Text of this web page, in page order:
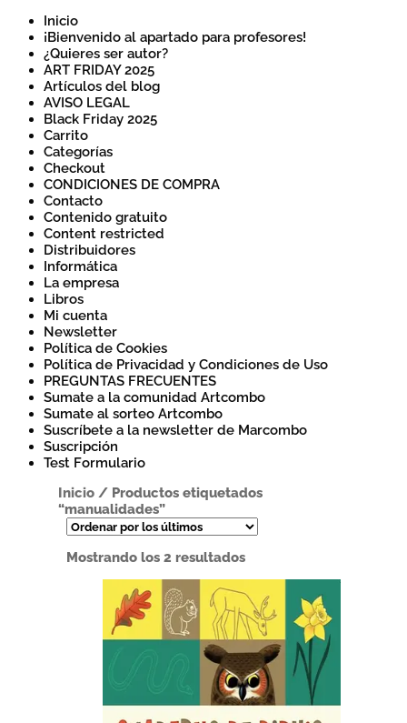
Inicio
¡Bienvenido al apartado para profesores!
¿Quieres ser autor?
ART FRIDAY 2025
Artículos del blog
AVISO LEGAL
Black Friday 2025
Carrito
Categorías
Checkout
CONDICIONES DE COMPRA
Contacto
Contenido gratuito
Content restricted
Distribuidores
Informática
La empresa
Libros
Mi cuenta
Newsletter
Política de Cookies
Política de Privacidad y Condiciones de Uso
PREGUNTAS FRECUENTES
Sumate a la comunidad Artcombo
Sumate al sorteo Artcombo
Suscríbete a la newsletter de Marcombo
Suscripción
Test Formulario
Inicio / Productos etiquetados
“manualidades”
Mostrando los 2 resultadosOrdenado
los
últimos